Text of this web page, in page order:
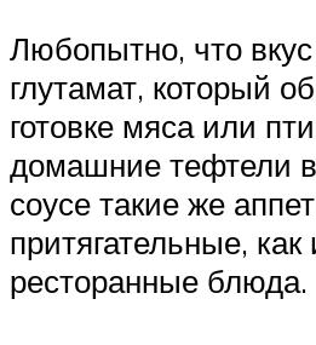
Любопытно, что
глутамат, который
готовке мяса или
домашние тефтели
соусе такие же
притягательные,
ресторанные блюда.